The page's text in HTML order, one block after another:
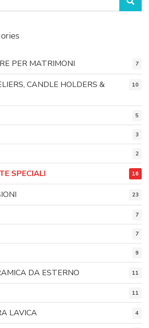
PER MATRIMONI 7
CANDLE HOLDERS &
10
5
3
2
SPECIALI 16
23
7
7
9
DA ESTERNO 11
11
LAVICA 4